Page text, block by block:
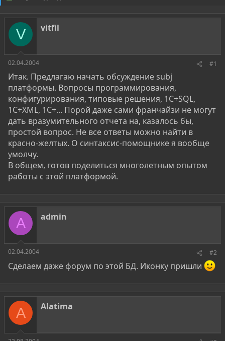
т
е
ы
а
ч
а
V vitfil
02.04.2004 #1
Итак. Предлагаю начать обсуждение subj
платформы. Вопросы программирования,
конфигурирования, типовые решения, 1С+SQL,
1С+XML, 1С+... Порой даже сами франчайзи не могут
дать вразумительного отчета на, казалось бы,
простой вопрос. Не все ответы можно найти в
красно-желтых. О синтаксис-помощнике я вообще
умолчу.
В общем, готов поделиться многолетным опытом
работы с этой платформой.
A admin
02.04.2004 #2
Сделаем даже форум по этой БД. Иконку пришли
A Alatima